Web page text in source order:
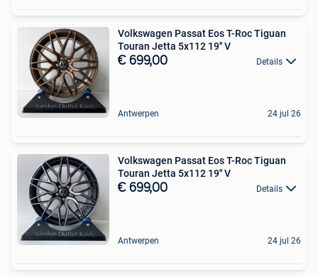
Volkswagen Passat Eos T-Roc Tiguan
Touran Jetta 5x112 19'' V
€ 699,00 Details
Antwerpen 24 jul 26
Volkswagen Passat Eos T-Roc Tiguan
Touran Jetta 5x112 19'' V
€ 699,00 Details
Antwerpen 24 jul 26